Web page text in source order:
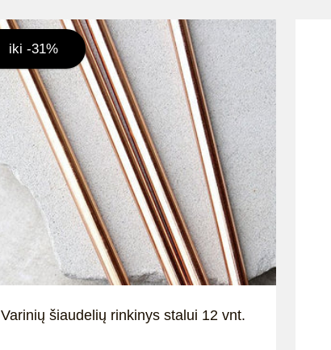
iki -31%
Varinių šiaudelių rinkinys stalui 12 vnt.